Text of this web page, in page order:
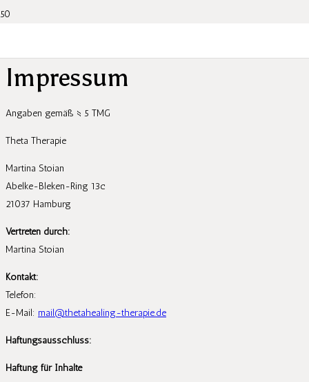
Impressum
Angaben gemäß § 5 TMG
Theta Therapie
Martina Stoian
Abelke-Bleken-Ring 13c
21037 Hamburg
Vertreten durch:
Martina Stoian
Kontakt:
Telefon:
E-Mail: mail@thetahealing-therapie.de
Haftungsausschluss:
Haftung für Inhalte